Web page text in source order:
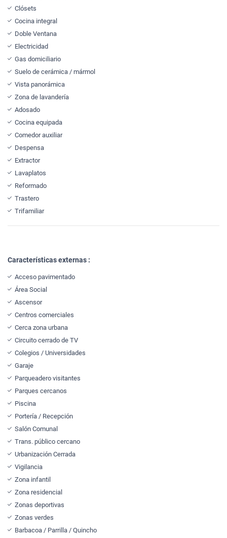
Clósets
Cocina integral
Doble Ventana
Electricidad
Gas domiciliario
Suelo de cerámica / mármol
Vista panorámica
Zona de lavandería
Adosado
Cocina equipada
Comedor auxiliar
Despensa
Extractor
Lavaplatos
Reformado
Trastero
Trifamiliar
Características externas :
Acceso pavimentado
Área Social
Ascensor
Centros comerciales
Cerca zona urbana
Circuito cerrado de TV
Colegios / Universidades
Garaje
Parqueadero visitantes
Parques cercanos
Piscina
Portería / Recepción
Salón Comunal
Trans. público cercano
Urbanización Cerrada
Vigilancia
Zona infantil
Zona residencial
Zonas deportivas
Zonas verdes
Barbacoa / Parrilla / Quincho